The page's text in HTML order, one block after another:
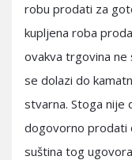
robu prodati za
kupljena roba
ovakva trgovina ne
se dolazi do
stvarna. Stoga nije
dogovorno prodati
suština tog